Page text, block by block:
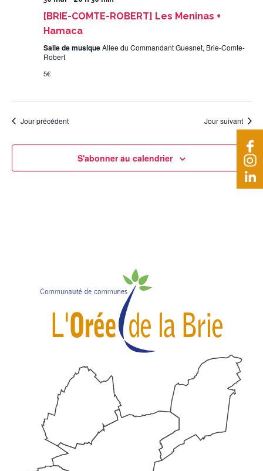
[BRIE-COMTE-ROBERT] Les Meninas +
Hamaca
Salle de musiqueAllee du Commandant Guesnet, Brie-Comte-
Robert
5€
Jour précédent Jour suivant
S'abonner au calendrier